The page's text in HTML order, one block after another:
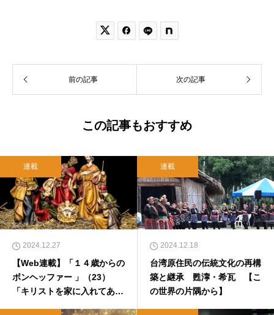
 
前の記事 次の記事
この記事もおすすめ
連載
2024.12.27
【Web連載】「１４歳からの
ボンヘッファー 」（23）
「キリストを家に入れてあげ
連載
2024.12.18
台湾原住民の伝統文化の再構
築と継承 甦濘・希瓦 【こ
の世界の片隅から】